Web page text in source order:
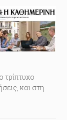
τρίπτυχο
και στη
να
το